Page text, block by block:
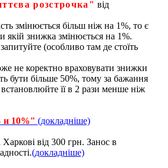
розстрочка" від
змінюється більш ніж на 1%, то є
якій знижка змінюється на 1%.
запитуйте (особливо там де стоїть
не коректно враховувати знижки
бути більше 50%, тому за бажання
її в 2 рази менше ніж
и 10%" (докладніше)
від 300 грн. Занос в
(докладніше)